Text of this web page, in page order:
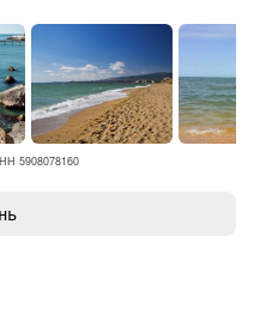
5908078160